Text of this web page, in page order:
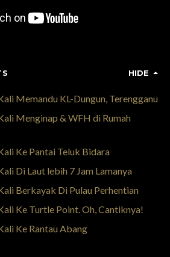
HIDE
Memandu KL-Dungun, Terengganu
Menginap & WFH di Rumah
Ke Pantai Teluk Bidara
Di Laut lebih 7 Jam Lamanya
Berkayak Di Pulau Perhentian
Ke Turtle Point. Oh, Cantiknya!
Ke Rantau Abang